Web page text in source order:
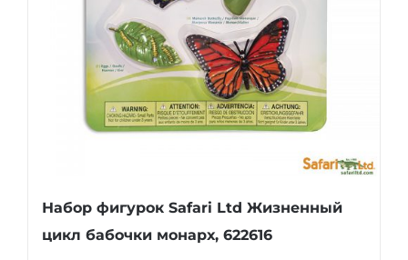
Набор фигурок Safari Ltd Жизненный
цикл бабочки монарх, 622616